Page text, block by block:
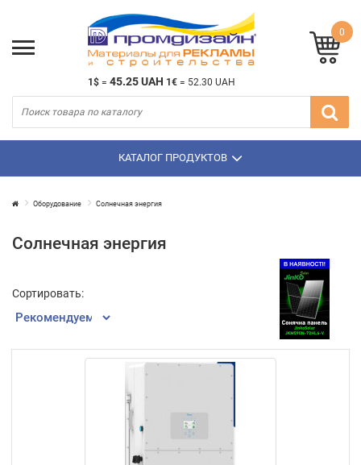
1$ = 45.25 UAH 1€ = 52.30 UAH
0
КАТАЛОГ ПРОДУКТОВ
Оборудование Солнечная энергия
Солнечная энергия
Сортировать: